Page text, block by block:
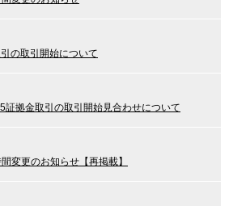
の取引開始について
証拠金取引の取引開始見合わせについて
変更のお知らせ【再掲載】